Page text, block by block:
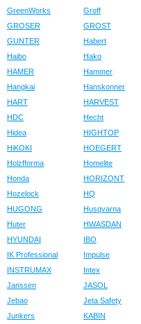
GreenWorks
Groff
GROSER
GROST
GUNTER
Habert
Haibo
Hako
HAMER
Hammer
Hangkai
Hanskonner
HART
HARVEST
HDC
Hecht
Hidea
HIGHTOP
HiKOKI
HOEGERT
Holzfforma
Homelite
Honda
HORIZONT
Hozelock
HQ
HUGONG
Husqvarna
Huter
HWASDAN
HYUNDAI
IBO
IK Professional
Impulse
INSTRUMAX
Intex
Janssen
JASOL
Jebao
Jeta Safety
Junkers
KABIN